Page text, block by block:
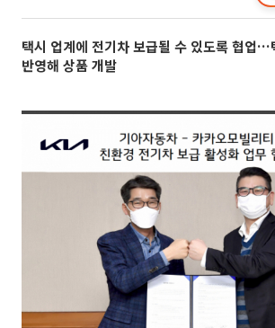
택시 업계에 전기차 보급될 수 있도록 협업…
반영해 상품 개발